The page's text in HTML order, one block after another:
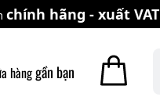
chính hãng - xuất VAT
hànggần bạn